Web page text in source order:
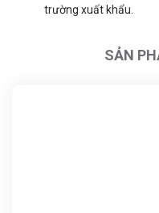
trường xuất khẩu.
SẢN